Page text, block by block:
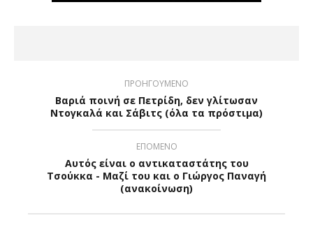
ΠΡΟΗΓΟΥΜΕΝΟ
Βαριά ποινή σε Πετρίδη, δεν γλίτωσαν
Ντογκαλά και Σάβιτς (όλα τα πρόστιμα)
ΕΠΟΜΕΝΟ
Αυτός είναι ο αντικαταστάτης του
Τσούκκα - Μαζί του και ο Γιώργος Παναγή
(ανακοίνωση)